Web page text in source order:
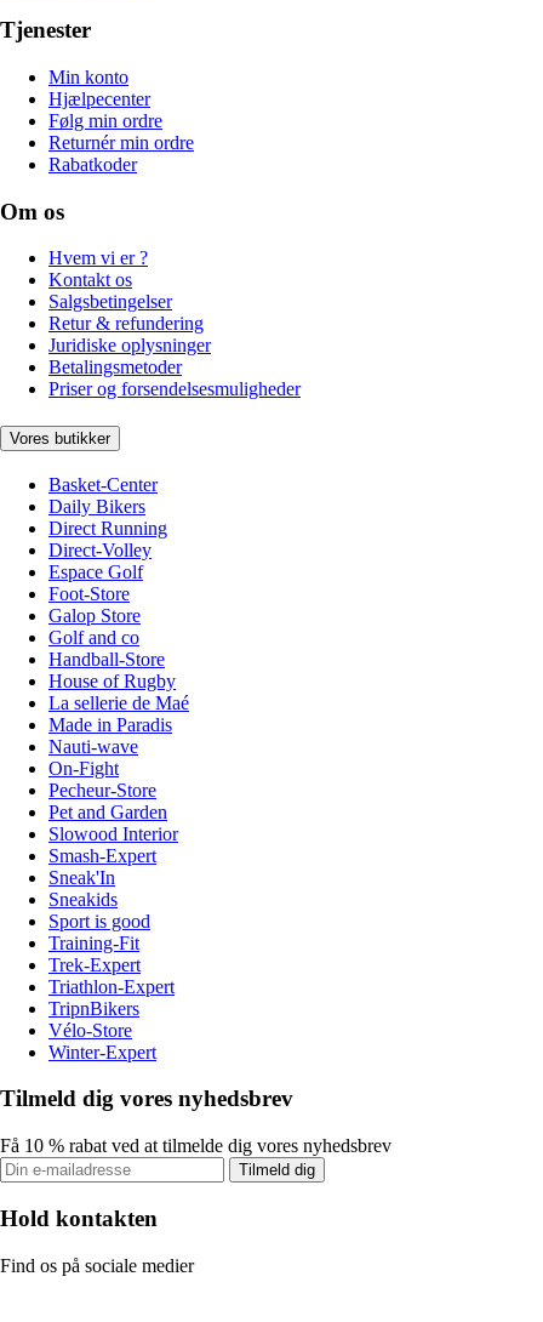
Tjenester
Min konto
Hjælpecenter
Følg min ordre
Returnér min ordre
Rabatkoder
Om os
Hvem vi er ?
Kontakt os
Salgsbetingelser
Retur & refundering
Juridiske oplysninger
Betalingsmetoder
Priser og forsendelsesmuligheder
Vores butikker
Basket-Center
Daily Bikers
Direct Running
Direct-Volley
Espace Golf
Foot-Store
Galop Store
Golf and co
Handball-Store
House of Rugby
La sellerie de Maé
Made in Paradis
Nauti-wave
On-Fight
Pecheur-Store
Pet and Garden
Slowood Interior
Smash-Expert
Sneak'In
Sneakids
Sport is good
Training-Fit
Trek-Expert
Triathlon-Expert
TripnBikers
Vélo-Store
Winter-Expert
Tilmeld dig vores nyhedsbrev
Få 10 % rabat ved at tilmelde dig vores nyhedsbrev
Tilmeld dig
Hold kontakten
Find os på sociale medier